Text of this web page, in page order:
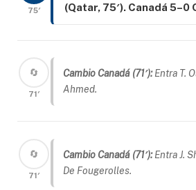
75′
(Qatar, 75′). Canadá 5–0
🔄
71′
Cambio Canadá (71′):Entra T.
Ahmed.
🔄
71′
Cambio Canadá (71′):Entra J.
De Fougerolles.